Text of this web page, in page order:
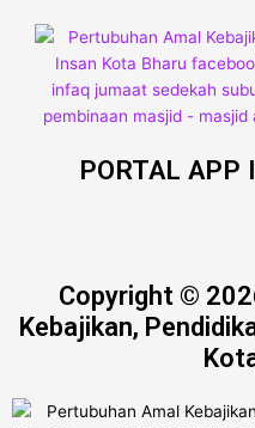
PORTAL APP
Copyright ©
Kebajikan,